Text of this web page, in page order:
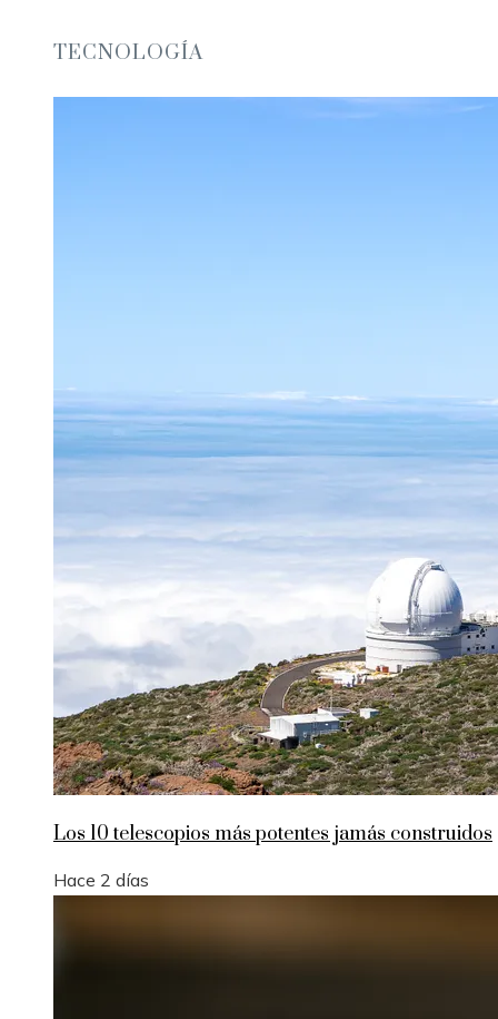
TECNOLOGÍA
Los 10 telescopios más potentes jamás construidos
Hace 2 días